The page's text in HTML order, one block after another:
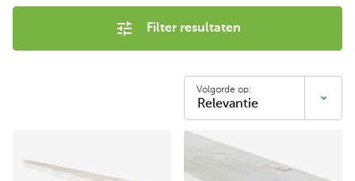
Filter resultaten
Volgorde op: